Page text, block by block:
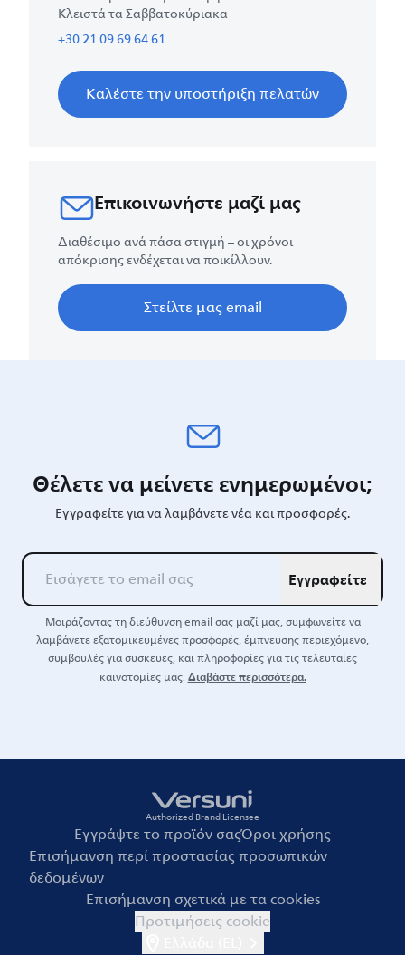
Κλειστά τα Σαββατοκύριακα
+30 21 09 69 64 61
Καλέστε την υποστήριξη πελατών
Επικοινωνήστε μαζί μας
Διαθέσιμο ανά πάσα στιγμή – οι χρόνοι
απόκρισης ενδέχεται να ποικίλλουν.
Στείλτε μας email
Θέλετε να μείνετε ενημερωμένοι;
Εγγραφείτε για να λαμβάνετε νέα και προσφορές.
Εγγραφείτε
Μοιράζοντας τη διεύθυνση email σας μαζί μας, συμφωνείτε να
λαμβάνετε εξατομικευμένες προσφορές, έμπνευσης περιεχόμενο,
συμβουλές για συσκευές, και πληροφορίες για τις τελευταίες
καινοτομίες μας.Διαβάστε περισσότερα.
Authorized Brand Licensee
Εγγράψτε το προϊόν σαςΌροι χρήσης
Επισήμανση περί προστασίας προσωπικών
δεδομένων
Επισήμανση σχετικά με τα cookies
Προτιμήσεις cookie